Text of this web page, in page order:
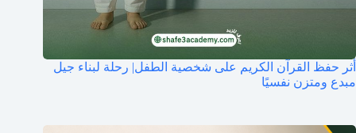
أثر حفظ القرآن الكريم على شخصية الطفل| رحلة لبناء جيل
مبدع ومتزن نفسيًا